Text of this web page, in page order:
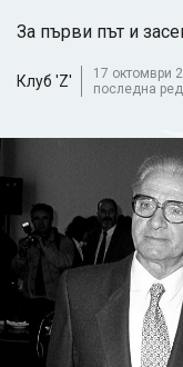
За първи път и
Клуб 'Z'
17 октомври
последна